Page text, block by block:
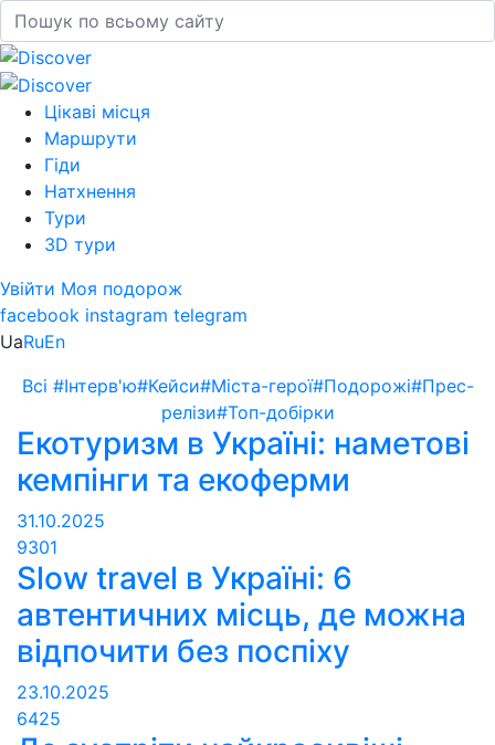
Цікаві місця
Маршрути
Гіди
Натхнення
Тури
3D тури
Увійти Моя подорож
facebook instagram telegram
UaRuEn
Всі #Інтерв'ю#Кейси#Міста-герої#Подорожі#Прес-
релізи#Топ-добірки
Екотуризм в Україні: наметові
кемпінги та екоферми
31.10.2025
9301
Slow travel в Україні: 6
автентичних місць, де можна
відпочити без поспіху
23.10.2025
6425